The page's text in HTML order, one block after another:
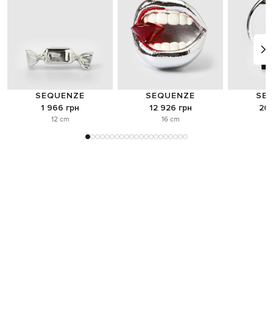
SEQUENZE
1 966 грн
12 cm
SEQUENZE
12 926 грн
16 cm
20